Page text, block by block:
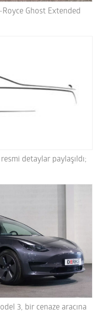
Royce Ghost Extended
detaylar paylaşıldı;
3, bir cenaze aracına